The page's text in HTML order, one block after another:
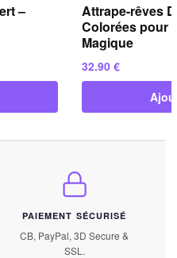
–
Attrape-rêves
Colorées pour
Magique
32.90 €
PAIEMENT SÉCURISÉ
CB, PayPal, 3D Secure &
SSL.